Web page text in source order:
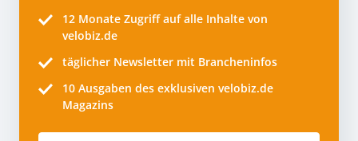
12 Monate Zugriff auf alle Inhalte von
velobiz.de
täglicher Newsletter mit Brancheninfos
10 Ausgaben des exklusiven velobiz.de
Magazins